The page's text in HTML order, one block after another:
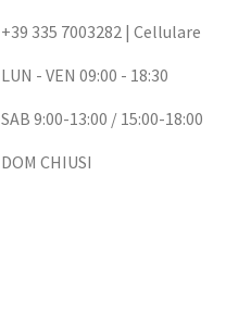
+39 335 7003282 | Cellulare
LUN - VEN 09:00 - 18:30
SAB 9:00-13:00 / 15:00-18:00
DOM CHIUSI